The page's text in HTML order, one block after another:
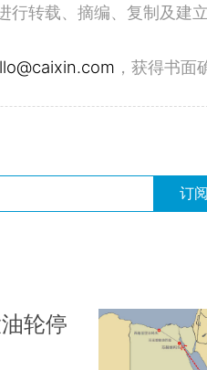
行转载、摘编、复制及建
，获得书面
订阅
轮停